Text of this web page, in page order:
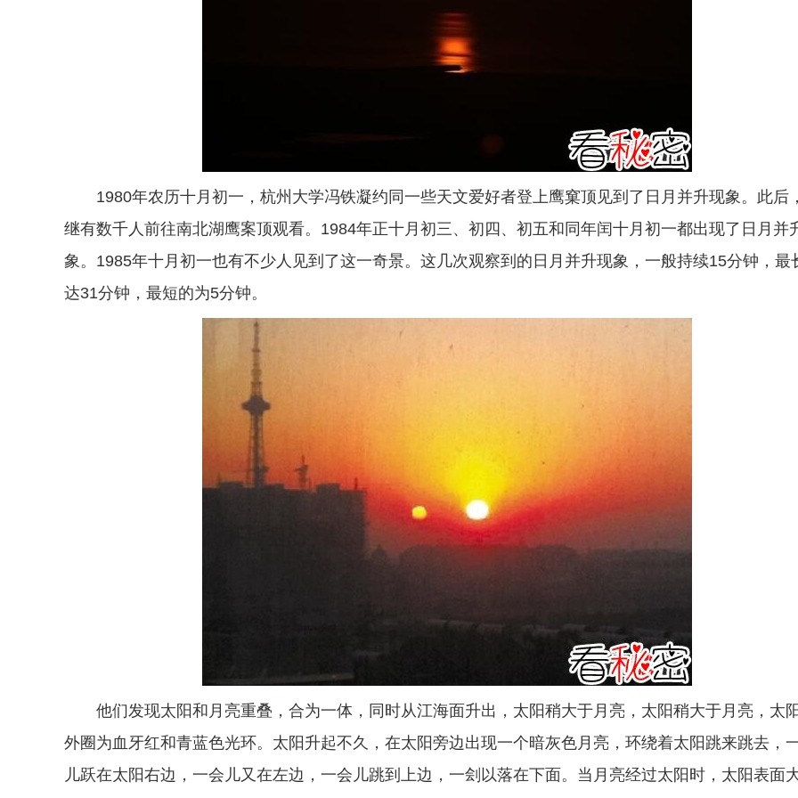
1980年农历十月初一，杭州大学冯铁凝约同一些天文爱好者登上鹰窠顶见到了日月并升现象。此后
继有数千人前往南北湖鹰案顶观看。1984年正十月初三、初四、初五和同年闰十月初一都出现了日月并
象。1985年十月初一也有不少人见到了这一奇景。这几次观察到的日月并升现象，一般持续15分钟，最
达31分钟，最短的为5分钟。
他们发现太阳和月亮重叠，合为一体，同时从江海面升出，太阳稍大于月亮，太阳稍大于月亮，太
外圈为血牙红和青蓝色光环。太阳升起不久，在太阳旁边出现一个暗灰色月亮，环绕着太阳跳来跳去，
儿跃在太阳右边，一会儿又在左边，一会儿跳到上边，一刽以落在下面。当月亮经过太阳时，太阳表面